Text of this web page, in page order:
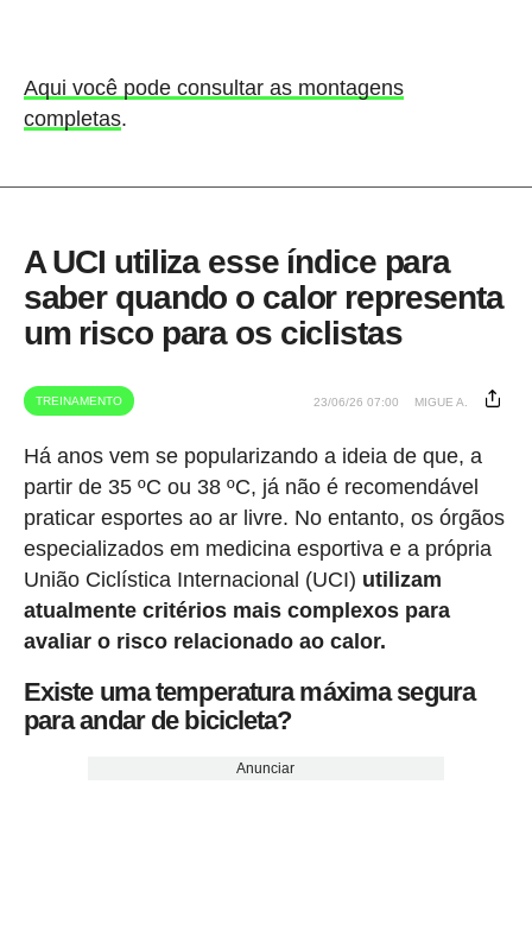
Aqui você pode consultar as montagens
completas.
A UCI utiliza esse índice para
saber quando o calor representa
um risco para os ciclistas
TREINAMENTO 23/06/26 07:00 MIGUE A.
Há anos vem se popularizando a ideia de que, a
partir de 35 ºC ou 38 ºC, já não é recomendável
praticar esportes ao ar livre. No entanto, os órgãos
especializados em medicina esportiva e a própria
União Ciclística Internacional (UCI) utilizam
atualmente critérios mais complexos para
avaliar o risco relacionado ao calor.
Existe uma temperatura máxima segura
para andar de bicicleta?
Anunciar